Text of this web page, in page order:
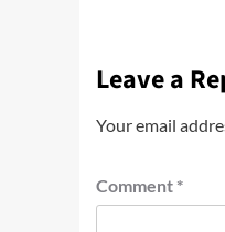
Leave a
Your email
Comment *